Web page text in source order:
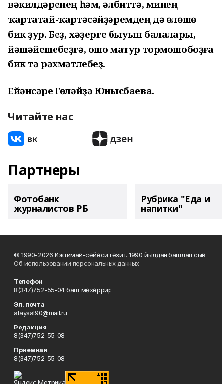
вәкилдәренең һәм, әлбиттә, минең
ҡартатай-ҡартәсәйҙәремдең дә өлөшө
бик ҙур. Беҙ, хәҙерге быуын балалары,
йәшәйешебеҙгә, ошо матур тормошобоҙға
бик тә рәхмәтлебеҙ.
Ейәнсәре Гөләйҙә Юнысбаева.
Читайте нас
Партнеры
Фотобанк
журналистов РБ
Рубрика "Еда и
напитки"
© 1990-2026 Ижтимағи-сәйәси гәзит. 1990 йылдан башлап сыға
Об использовании персональных данных
Телефон
8(347)752-55-04 баш мөхәррир
Эл. почта
ataysal90@mail.ru
Редакция
8(347)752-55-08
Приемная
8(347)752-55-08